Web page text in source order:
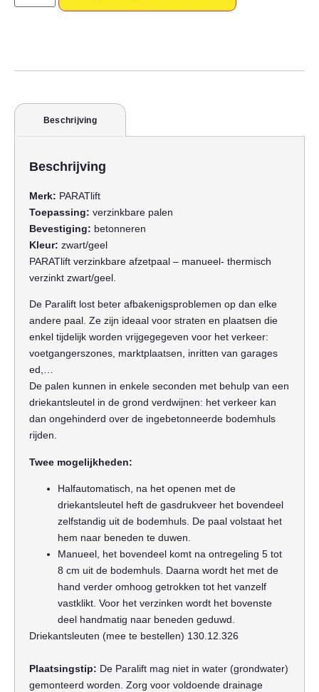
Beschrijving
Beschrijving
Merk: PARATlift
Toepassing: verzinkbare palen
Bevestiging: betonneren
Kleur: zwart/geel
PARATlift verzinkbare afzetpaal – manueel- thermisch
verzinkt zwart/geel.
De Paralift lost beter afbakenigsproblemen op dan elke
andere paal. Ze zijn ideaal voor straten en plaatsen die
enkel tijdelijk worden vrijgegegeven voor het verkeer:
voetgangerszones, marktplaatsen, inritten van garages
ed,…
De palen kunnen in enkele seconden met behulp van een
driekantsleutel in de grond verdwijnen: het verkeer kan
dan ongehinderd over de ingebetonneerde bodemhuls
rijden.
Twee mogelijkheden:
Halfautomatisch, na het openen met de
driekantsleutel heft de gasdrukveer het bovendeel
zelfstandig uit de bodemhuls. De paal volstaat het
hem naar beneden te duwen.
Manueel, het bovendeel komt na ontregeling 5 tot
8 cm uit de bodemhuls. Daarna wordt het met de
hand verder omhoog getrokken tot het vanzelf
vastklikt. Voor het verzinken wordt het bovenste
deel handmatig naar beneden geduwd.
Driekantsleuten (mee te bestellen) 130.12.326
Plaatsingstip: De Paralift mag niet in water (grondwater)
gemonteerd worden. Zorg voor voldoende drainage